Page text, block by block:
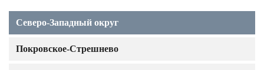
Северо-Западный округ
Покровское-Стрешнево